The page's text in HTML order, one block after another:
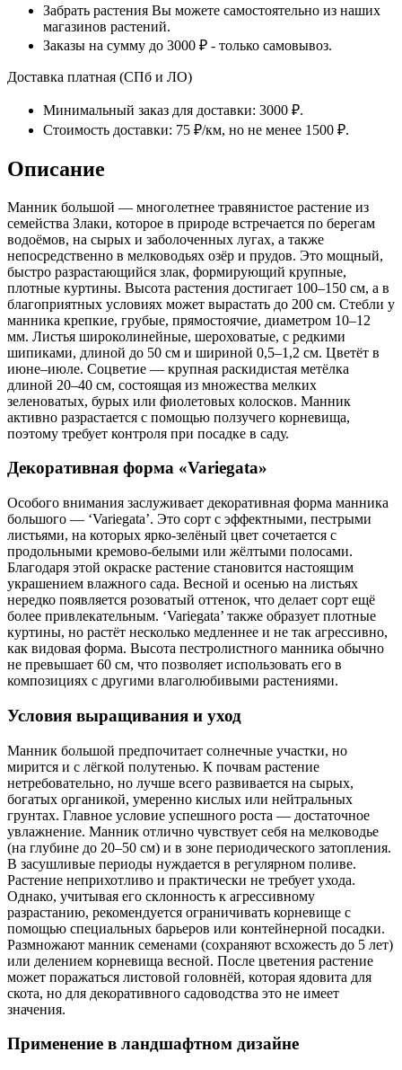
Забрать растения Вы можете самостоятельно из наших
магазинов растений.
Заказы на сумму до 3000 ₽ - только самовывоз.
Доставка платная (СПб и ЛО)
Минимальный заказ для доставки: 3000 ₽.
Стоимость доставки: 75 ₽/км, но не менее 1500 ₽.
Описание
Манник большой — многолетнее травянистое растение из
семейства Злаки, которое в природе встречается по берегам
водоёмов, на сырых и заболоченных лугах, а также
непосредственно в мелководьях озёр и прудов. Это мощный,
быстро разрастающийся злак, формирующий крупные,
плотные куртины. Высота растения достигает 100–150 см, а в
благоприятных условиях может вырастать до 200 см. Стебли у
манника крепкие, грубые, прямостоячие, диаметром 10–12
мм. Листья широколинейные, шероховатые, с редкими
шипиками, длиной до 50 см и шириной 0,5–1,2 см. Цветёт в
июне–июле. Соцветие — крупная раскидистая метёлка
длиной 20–40 см, состоящая из множества мелких
зеленоватых, бурых или фиолетовых колосков. Манник
активно разрастается с помощью ползучего корневища,
поэтому требует контроля при посадке в саду.
Декоративная форма «Variegata»
Особого внимания заслуживает декоративная форма манника
большого — ‘Variegata’. Это сорт с эффектными, пестрыми
листьями, на которых ярко-зелёный цвет сочетается с
продольными кремово-белыми или жёлтыми полосами.
Благодаря этой окраске растение становится настоящим
украшением влажного сада. Весной и осенью на листьях
нередко появляется розоватый оттенок, что делает сорт ещё
более привлекательным. ‘Variegata’ также образует плотные
куртины, но растёт несколько медленнее и не так агрессивно,
как видовая форма. Высота пестролистного манника обычно
не превышает 60 см, что позволяет использовать его в
композициях с другими влаголюбивыми растениями.
Условия выращивания и уход
Манник большой предпочитает солнечные участки, но
мирится и с лёгкой полутенью. К почвам растение
нетребовательно, но лучше всего развивается на сырых,
богатых органикой, умеренно кислых или нейтральных
грунтах. Главное условие успешного роста — достаточное
увлажнение. Манник отлично чувствует себя на мелководье
(на глубине до 20–50 см) и в зоне периодического затопления.
В засушливые периоды нуждается в регулярном поливе.
Растение неприхотливо и практически не требует ухода.
Однако, учитывая его склонность к агрессивному
разрастанию, рекомендуется ограничивать корневище с
помощью специальных барьеров или контейнерной посадки.
Размножают манник семенами (сохраняют всхожесть до 5 лет)
или делением корневища весной. После цветения растение
может поражаться листовой головнёй, которая ядовита для
скота, но для декоративного садоводства это не имеет
значения.
Применение в ландшафтном дизайне